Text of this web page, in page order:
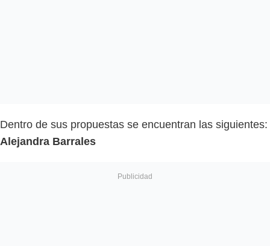
Dentro de sus propuestas se encuentran las siguientes:
Alejandra Barrales